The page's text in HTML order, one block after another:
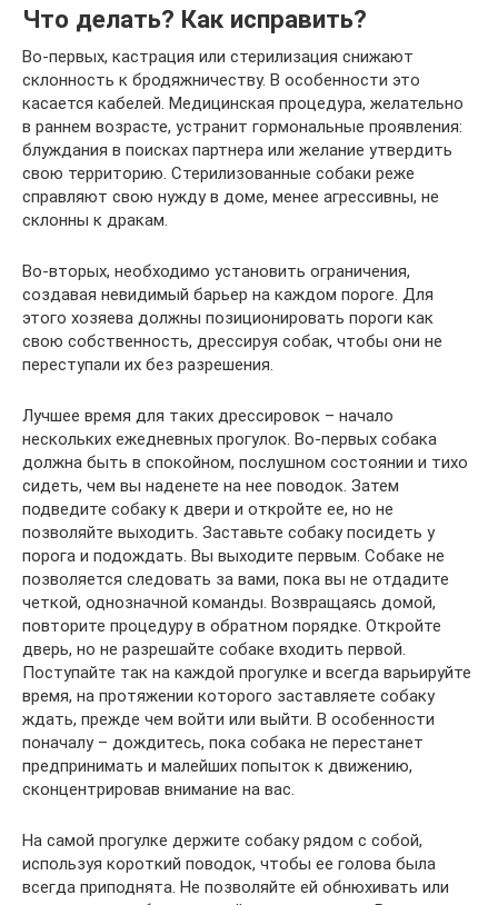
Что делать? Как исправить?
Во-первых, кастрация или стерилизация снижают
склонность к бродяжничеству. В особенности это
касается кабелей. Медицинская процедура, желательно
в раннем возрасте, устранит гормональные проявления:
блуждания в поисках партнера или желание утвердить
свою территорию. Стерилизованные собаки реже
справляют свою нужду в доме, менее агрессивны, не
склонны к дракам.
Во-вторых, необходимо установить ограничения,
создавая невидимый барьер на каждом пороге. Для
этого хозяева должны позиционировать пороги как
свою собственность, дрессируя собак, чтобы они не
переступали их без разрешения.
Лучшее время для таких дрессировок – начало
нескольких ежедневных прогулок. Во-первых собака
должна быть в спокойном, послушном состоянии и тихо
сидеть, чем вы наденете на нее поводок. Затем
подведите собаку к двери и откройте ее, но не
позволяйте выходить. Заставьте собаку посидеть у
порога и подождать. Вы выходите первым. Собаке не
позволяется следовать за вами, пока вы не отдадите
четкой, однозначной команды. Возвращаясь домой,
повторите процедуру в обратном порядке. Откройте
дверь, но не разрешайте собаке входить первой.
Поступайте так на каждой прогулке и всегда варьируйте
время, на протяжении которого заставляете собаку
ждать, прежде чем войти или выйти. В особенности
поначалу – дождитесь, пока собака не перестанет
предпринимать и малейших попыток к движению,
сконцентрировав внимание на вас.
На самой прогулке держите собаку рядом с собой,
используя короткий поводок, чтобы ее голова была
всегда приподнята. Не позволяйте ей обнюхивать или